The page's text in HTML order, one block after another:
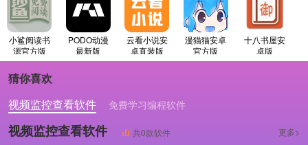
小鲨阅读书
源官方版
PODO动漫
最新版
云看小说安
卓直装版
漫猫猫安卓
官方版
十八书屋安
卓版
猜你喜欢
视频监控查看软件
免费学习编程软件
专业做婚礼策划的软件
视频监控查看软件 共0款软件 更多>